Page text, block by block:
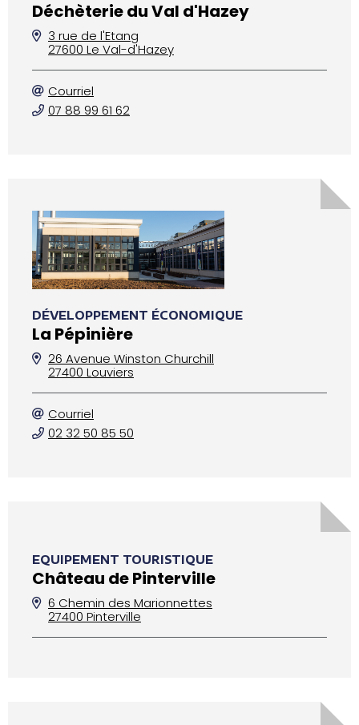
Déchèterie du Val d'Hazey
3 rue de l'Etang
27600 Le Val-d'Hazey
Courriel
07 88 99 61 62
DÉVELOPPEMENT ÉCONOMIQUE
La Pépinière
26 Avenue Winston Churchill
27400 Louviers
Courriel
02 32 50 85 50
EQUIPEMENT TOURISTIQUE
Château de Pinterville
6 Chemin des Marionnettes
27400 Pinterville